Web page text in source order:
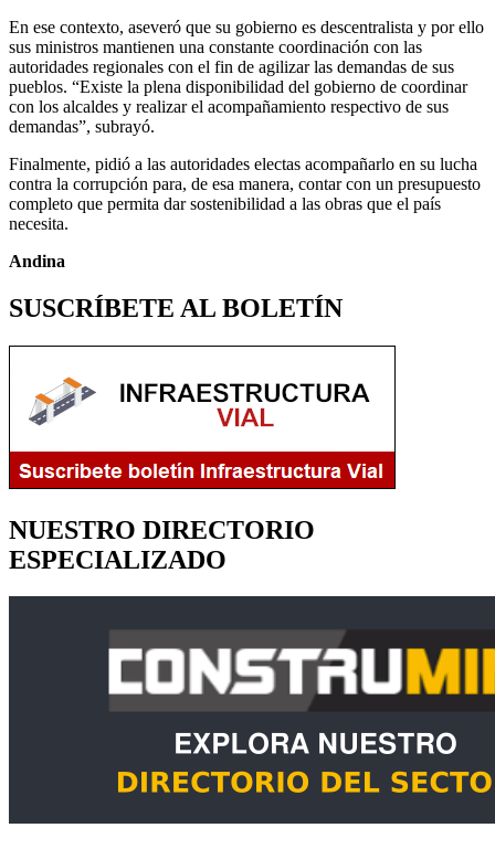
En ese contexto, aseveró que su gobierno es descentralista y por ello
sus ministros mantienen una constante coordinación con las
autoridades regionales con el fin de agilizar las demandas de sus
pueblos. “Existe la plena disponibilidad del gobierno de coordinar
con los alcaldes y realizar el acompañamiento respectivo de sus
demandas”, subrayó.
Finalmente, pidió a las autoridades electas acompañarlo en su lucha
contra la corrupción para, de esa manera, contar con un presupuesto
completo que permita dar sostenibilidad a las obras que el país
necesita.
Andina
SUSCRÍBETE AL BOLETÍN
NUESTRO DIRECTORIO
ESPECIALIZADO